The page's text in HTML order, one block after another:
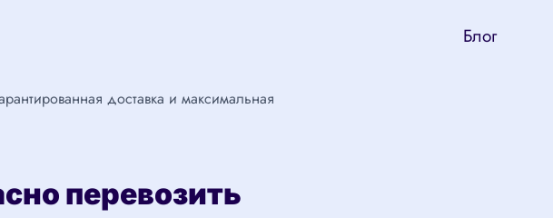
Блог
доставка и максимальная
перевозить